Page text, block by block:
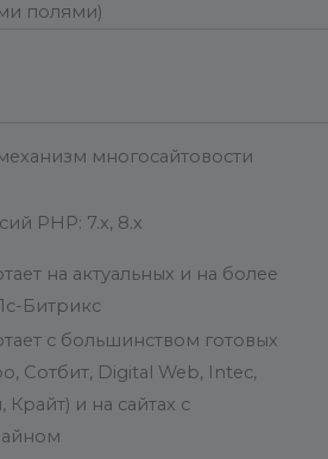
полями)
многосайтовости
PHP: 7.x, 8.x
на актуальных и на более
Битрикс
с большинством готовых
Сотбит, Digital Web, Intec,
и на сайтах с